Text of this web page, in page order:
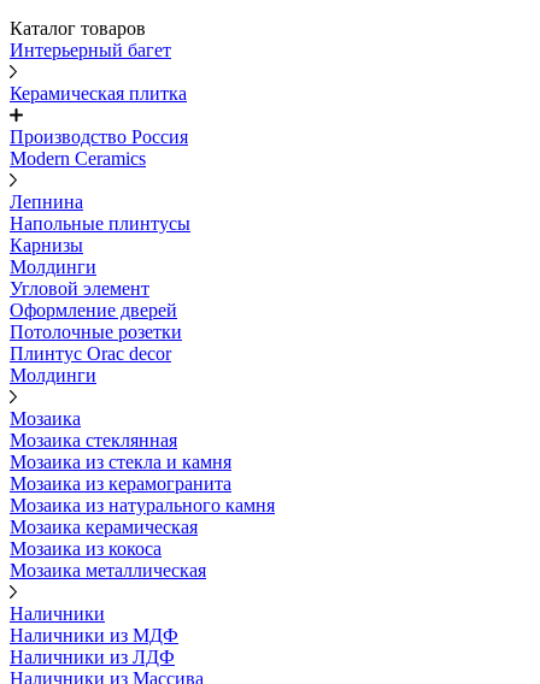
Каталог товаров
Интерьерный багет
Керамическая плитка
Производство Россия
Modern Ceramics
Лепнина
Напольные плинтусы
Карнизы
Молдинги
Угловой элемент
Оформление дверей
Потолочные розетки
Плинтус Orac decor
Молдинги
Мозаика
Мозаика стеклянная
Мозаика из стекла и камня
Мозаика из керамогранита
Мозаика из натурального камня
Мозаика керамическая
Мозаика из кокоса
Мозаика металлическая
Наличники
Наличники из МДФ
Наличники из ЛДФ
Наличники из Массива